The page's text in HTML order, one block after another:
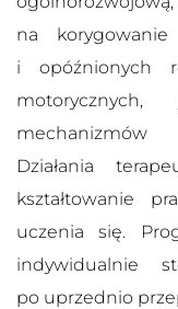
na
i opóźnionych
Działania
kształtowanie
uczenia się.
indywidualnie
po uprzednio